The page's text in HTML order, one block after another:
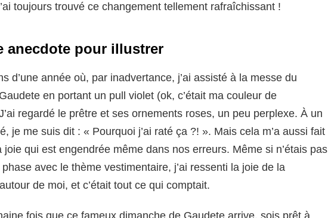
toujours trouvé ce changement tellement rafraîchissant !
anecdote pour illustrer
d’une année où, par inadvertance, j’ai assisté à la messe du
en portant un pull violet (ok, c’était ma couleur de
regardé le prêtre et ses ornements roses, un peu perplexe. À un
je me suis dit : « Pourquoi j’ai raté ça ?! ». Mais cela m’a aussi fait
joie qui est engendrée même dans nos erreurs. Même si n’étais pas
avec le thème vestimentaire, j’ai ressenti la joie de la
de moi, et c’était tout ce qui comptait.